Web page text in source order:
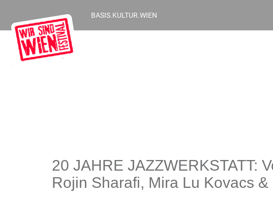
BASIS.KULTUR.WIEN
20 JAHRE JAZZWERKSTATT:
Rojin Sharafi, Mira Lu Kovacs &